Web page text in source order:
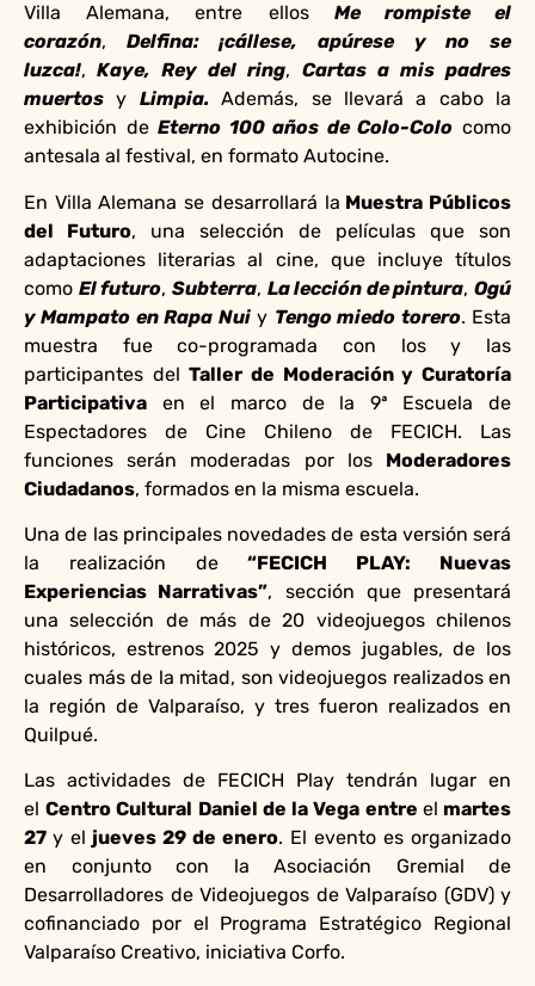
Villa Alemana, entre ellos Me rompiste el
corazón, Delfina: ¡cállese, apúrese y no se
luzca!, Kaye, Rey del ring, Cartas a mis padres
muertos y Limpia.Además, se llevará a cabo la
exhibición deEterno 100 años de Colo-Colo como
antesala al festival, en formato Autocine.
En Villa Alemana se desarrollará la Muestra Públicos
del Futuro, una selección de películas que son
adaptaciones literarias al cine, que incluye títulos
como El futuro, Subterra, La lección de pintura, Ogú
y Mampato en Rapa Nuiy Tengo miedo torero. Esta
muestra fue co-programada con los y las
participantes delTaller de Moderación y Curatoría
Participativa en el marco de la 9ª Escuela de
Espectadores de Cine Chileno de FECICH. Las
funciones serán moderadas por los Moderadores
Ciudadanos, formados en la misma escuela.
Una de las principales novedades de esta versión será
la realización de“FECICH PLAY: Nuevas
Experiencias Narrativas”, sección que presentará
una selección de más de 20 videojuegos chilenos
históricos, estrenos 2025 y demos jugables, de los
cuales más de la mitad, son videojuegos realizados en
la región de Valparaíso, y tres fueron realizados en
Quilpué.
Las actividades de FECICH Play tendrán lugar en
elCentro Cultural Daniel de la Vega entre el martes
27 y el jueves 29 de enero. El evento es organizado
en conjunto con la Asociación Gremial de
Desarrolladores de Videojuegos de Valparaíso (GDV) y
cofinanciado por el Programa Estratégico Regional
Valparaíso Creativo, iniciativa Corfo.